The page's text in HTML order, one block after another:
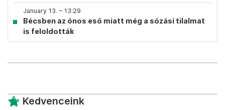
January 13. – 13:29
Bécsben az ónos eső miatt még a sózási tilalmat
is feloldották
Kedvenceink